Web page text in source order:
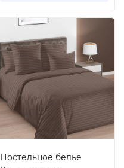
Постельное белье